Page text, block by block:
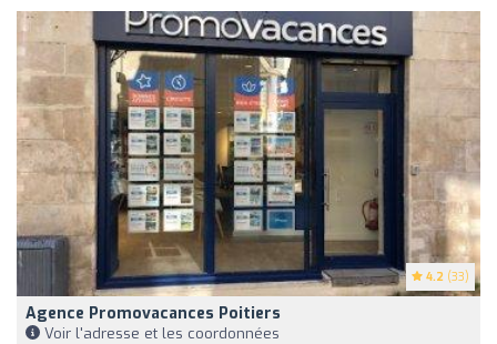
4.2 (33)
Agence Promovacances Poitiers
Voir l'adresse et les coordonnées